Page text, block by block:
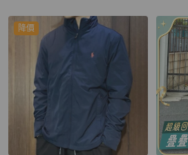
更多相似Polo Ralph Lauren男裝推薦
降價